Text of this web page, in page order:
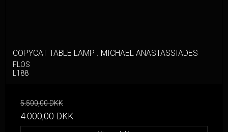
COPYCAT TABLE LAMP . MICHAEL ANASTASSIADES
FLOS
L188
5.500,00 DKK
4.000,00 DKK